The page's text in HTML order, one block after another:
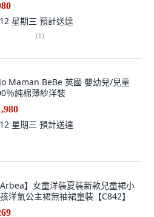
星期三 預計送達
(1)
Maman BeBe 英國 嬰幼兒/兒童
％純棉薄紗洋裝
星期三 預計送達
Arbea】女童洋裝夏裝新款兒童裙小
洋氣公主裙無袖裙童裝【C842】